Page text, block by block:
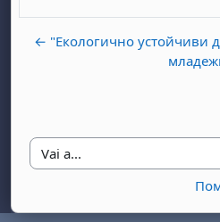
← "Екологично устойчиви
Vai a...